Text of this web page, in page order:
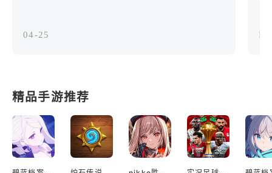
04-25
精品手游推荐